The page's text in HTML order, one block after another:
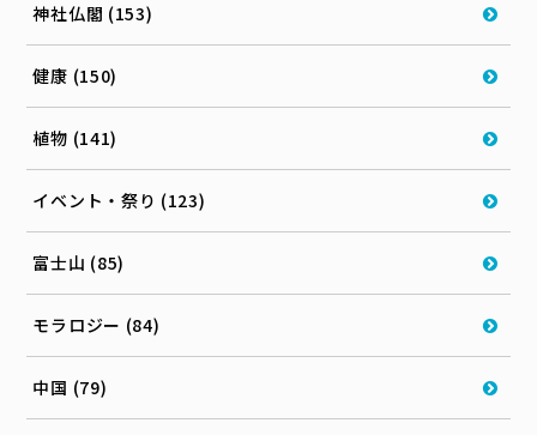
神社仏閣 (153)
健康 (150)
植物 (141)
イベント・祭り (123)
富士山 (85)
モラロジー (84)
中国 (79)